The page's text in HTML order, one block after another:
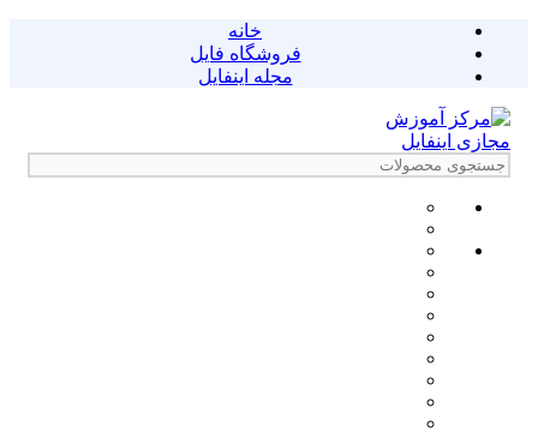
خانه
فروشگاه فایل
مجله اینفایل